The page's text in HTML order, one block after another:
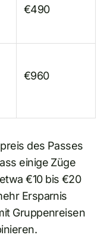
€490
€960
des Passes
einige Züge
€10 bis €20
Ersparnis
Gruppenreisen